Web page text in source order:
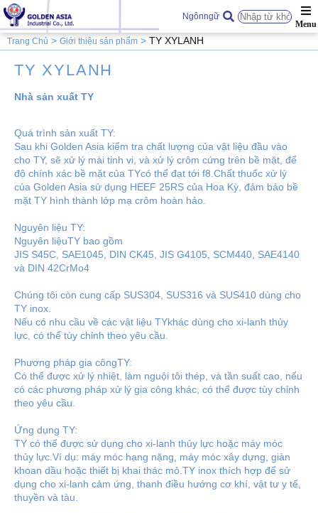
Ngônngữ
Trang Chủ Giới thiệu sản phẩm TY XYLANH
TY XYLANH
Nhà sản xuất TY
Quá trình sản xuất TY:
Sau khi Golden Asia kiểm tra chất lượng của vật liệu đầu vào
cho TY, sẽ xử lý mài tinh vi, và xử lý crôm cứng trên bề mặt, để
độ chính xác bề mặt của TYcó thể đạt tới f8.Chất thuốc xử lý
của Golden Asia sử dụng HEEF 25RS của Hoa Kỳ, đảm bảo bề
mặt TY hình thành lớp mạ crôm hoàn hảo.
Nguyên liệu TY:
Nguyên liệuTY bao gồm
JIS S45C, SAE1045, DIN CK45, JIS G4105, SCM440, SAE4140
và DIN 42CrMo4
Chúng tôi còn cung cấp SUS304, SUS316 và SUS410 dùng cho
TY inox.
Nếu có nhu cầu về các vật liệu TYkhác dùng cho xi-lanh thủy
lực, có thể tùy chỉnh theo yêu cầu.
Phương pháp gia côngTY:
Có thể được xử lý nhiệt, làm nguội tôi thép, và tần suất cao, nếu
có các phương pháp xử lý gia công khác, có thể được tùy chỉnh
theo yêu cầu.
Ứng dụng TY:
TY có thể được sử dụng cho xi-lanh thủy lực hoặc máy móc
thủy lực.Ví dụ: máy móc hạng nặng, máy móc xây dựng, giàn
khoan dầu hoặc thiết bị khai thác mỏ.TY inox thích hợp để sử
dụng cho xi-lanh cảm ứng, thanh điều hướng cơ khí, vật tư y tế,
thuyền và tàu.